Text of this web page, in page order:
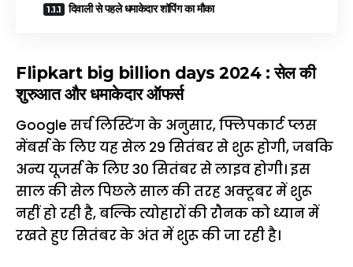
दिवाली से पहले धमाकेदार शॉपिंग का मौका
Flipkart big billion days 2024 : सेल की
शुरुआत और धमाकेदार ऑफर्स
Google सर्च लिस्टिंग के अनुसार, फ्लिपकार्ट प्लस
मेंबर्स के लिए यह सेल 29 सितंबर से शुरू होगी, जबकि
अन्य यूजर्स के लिए 30 सितंबर से लाइव होगी। इस
साल की सेल पिछले साल की तरह अक्टूबर में शुरू
नहीं हो रही है, बल्कि त्योहारों की रौनक को ध्यान में
रखते हुए सितंबर के अंत में शुरू की जा रही है।